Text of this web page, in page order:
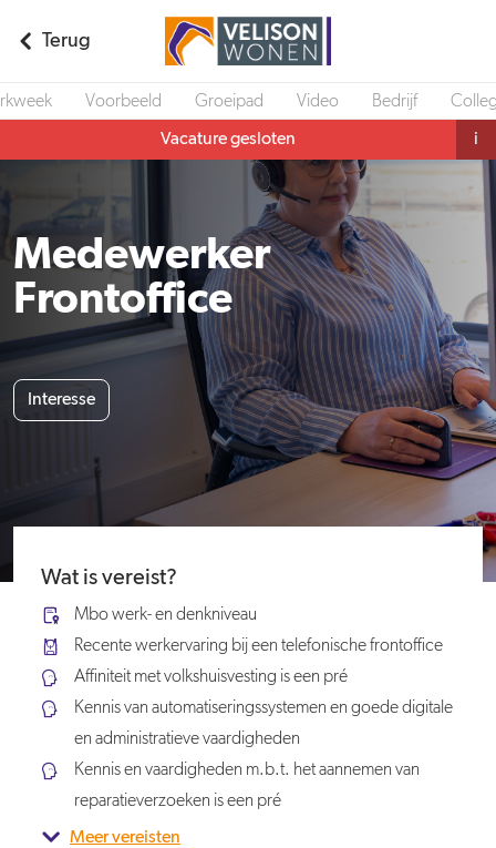
Terug
Voorbeeld Groeipad Video Bedrijf
Vacature gesloten i
Medewerker
Frontoffice
Interesse
Wat is vereist?
Mbo werk- en denkniveau
Recente werkervaring bij een telefonische frontoffice
Affiniteit met volkshuisvesting is een pré
Kennis van automatiseringssystemen en goede digitale
en administratieve vaardigheden
Kennis en vaardigheden m.b.t. het aannemen van
reparatieverzoeken is een pré
Meer vereisten